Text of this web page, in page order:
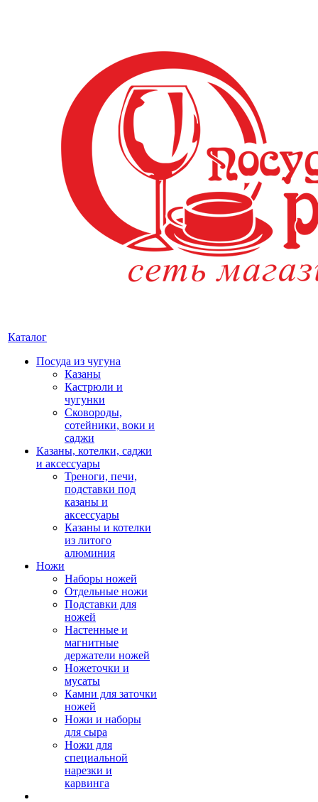
Каталог
Посуда из чугуна
Казаны
Кастрюли и
чугунки
Сковороды,
сотейники, воки и
саджи
Казаны, котелки, саджи
и аксессуары
Треноги, печи,
подставки под
казаны и
аксессуары
Казаны и котелки
из литого
алюминия
Ножи
Наборы ножей
Отдельные ножи
Подставки для
ножей
Настенные и
магнитные
держатели ножей
Ножеточки и
мусаты
Камни для заточки
ножей
Ножи и наборы
для сыра
Ножи для
специальной
нарезки и
карвинга